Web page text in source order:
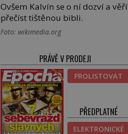
Ovšem Kalvín se o ní dozví a
přečíst tištěnou bibli.
Foto: wikimedia.org
PRÁVĚ V PRODEJI
PROLISTOVAT
PŘEDPLATNÉ
ELEKTRONICKÉ